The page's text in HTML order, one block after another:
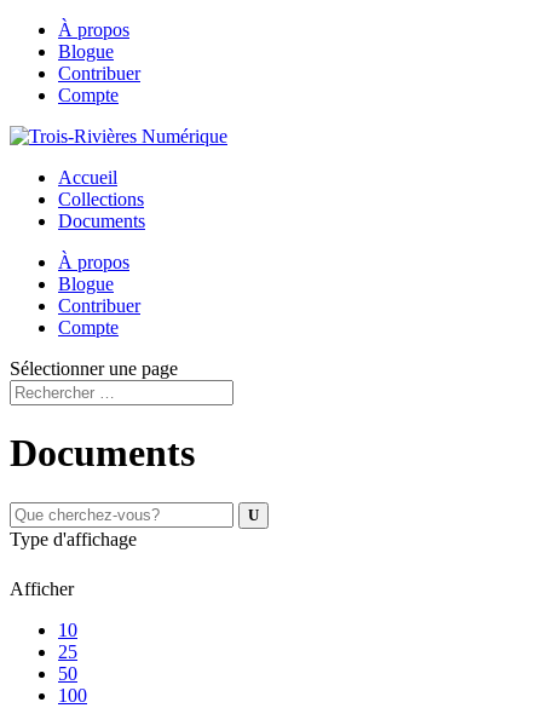
À propos
Blogue
Contribuer
Compte
Accueil
Collections
Documents
À propos
Blogue
Contribuer
Compte
Sélectionner une page
Documents
Type d'affichage
Afficher
10
25
50
100